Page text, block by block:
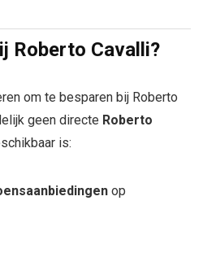
Roberto Cavalli?
om te besparen bij Roberto
geen directe Roberto
is:
op